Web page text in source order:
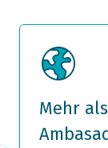
Mehr